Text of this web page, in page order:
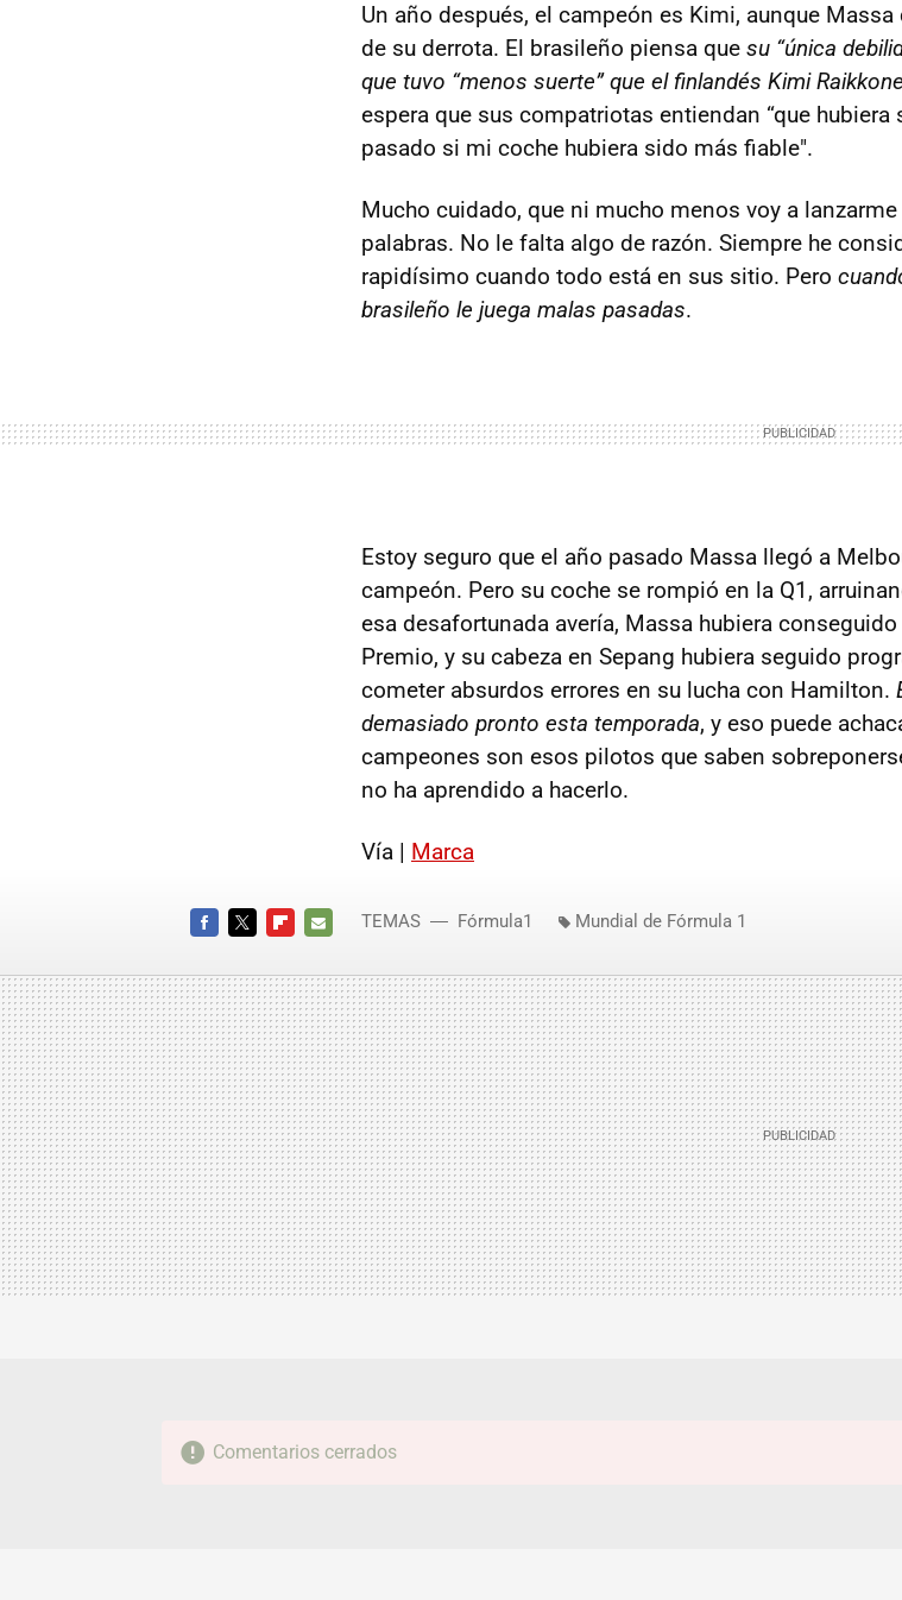
Un año después, el campeón es Kimi, aunque
de su derrota. El brasileño piensa que su “única
que tuvo “menos suerte” que el finlandés Kimi
espera que sus compatriotas entiendan “que
pasado si mi coche hubiera sido más fiable".
Mucho cuidado, que ni mucho menos voy a
palabras. No le falta algo de razón. Siempre he
rapidísimo cuando todo está en sus sitio. Pero
brasileño le juega malas pasadas.
Estoy seguro que el año pasado Massa llegó a
campeón. Pero su coche se rompió en la Q1,
esa desafortunada avería, Massa hubiera
Premio, y su cabeza en Sepang hubiera seguido
cometer absurdos errores en su lucha con Hamilton.
demasiado pronto esta temporada, y eso puede
campeones son esos pilotos que saben
no ha aprendido a hacerlo.
Vía | Marca
MAIL
TEMAS Fórmula1 Mundial de Fórmula 1
Comentarios cerrados